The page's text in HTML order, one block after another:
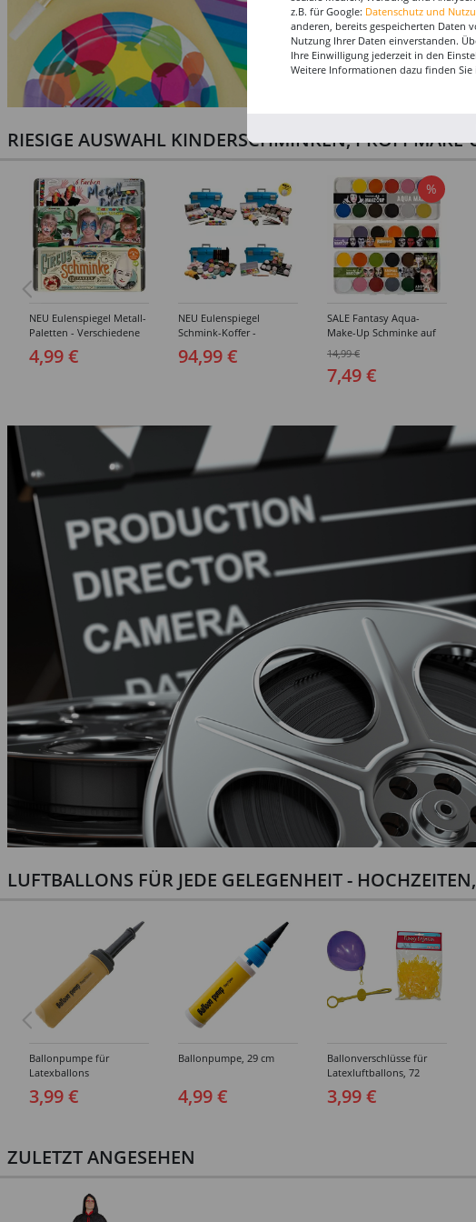
RIESIGE AUSWAHL KINDERSCHMINKEN, PROFI-
NEU Eulenspiegel Metall-
Paletten - Verschiedene
4,99 €
NEU Eulenspiegel
Schmink-Koffer -
Ausführungen
94,99 €
%
SALE Fantasy Aqua-
Make-Up Schminke auf
Paletten - Verschiedene
Ausführungen
14,99 €
7,49 €
LUFTBALLONS FÜR JEDE GELEGENHEIT -
Ballonpumpe für
Latexballons
3,99 €
Ballonpumpe, 29 cm
4,99 €
Ballonverschlüsse für
Latexluftballons, 72
Stück
3,99 €
ZULETZT ANGESEHEN
z.B. für Google: Datenschutz und
anderen, bereits gespeicherten Daten
Nutzung Ihrer Daten einverstanden.
Ihre Einwilligung jederzeit in den
Weitere Informationen dazu finden Sie